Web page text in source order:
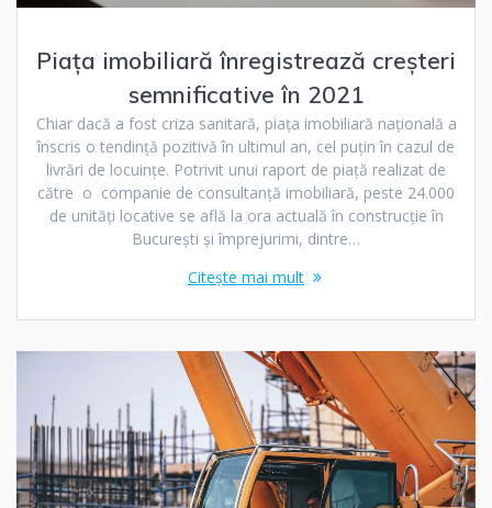
Piața imobiliară înregistrează creșteri
semnificative în 2021
Chiar dacă a fost criza sanitară, piața imobiliară națională a
înscris o tendință pozitivă în ultimul an, cel puțin în cazul de
livrări de locuințe. Potrivit unui raport de piață realizat de
către o companie de consultanță imobiliară, peste 24.000
de unități locative se află la ora actuală în construcție în
București și împrejurimi, dintre…
Citește mai mult